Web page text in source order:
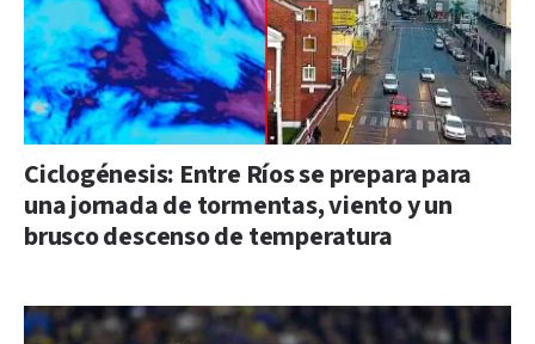
Ciclogénesis: Entre Ríos se prepara para
una jornada de tormentas, viento y un
brusco descenso de temperatura